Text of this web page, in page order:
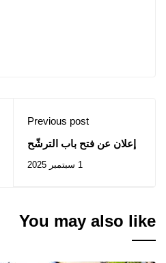
Previous post
إعلان عن فتح باب الترشّح
والماستر 2 (لخريجي
1 سبتمبر 2025
You may also like